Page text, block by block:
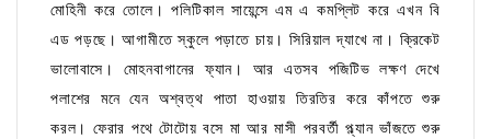
মোহিনী করে তোলে। পলিটিকাল সায়েন্সে এম এ কমপ্লিট করে এখন বি
এড পড়ছে। আগামীতে স্কুলে পড়াতে চায়। সিরিয়াল দ্যাখে না। ক্রিকেট
ভালোবাসে। মোহনবাগানের ফ্যান। আর এতসব পজিটিভ লক্ষণ দেখে
পলাশের মনে যেন অশ্বত্থ পাতা হাওয়ায় তিরতির করে কাঁপতে শুরু
করল। ফেরার পথে টোটোয় বসে মা আর মাসী পরবর্তী প্ল্যান ভাঁজতে শুরু